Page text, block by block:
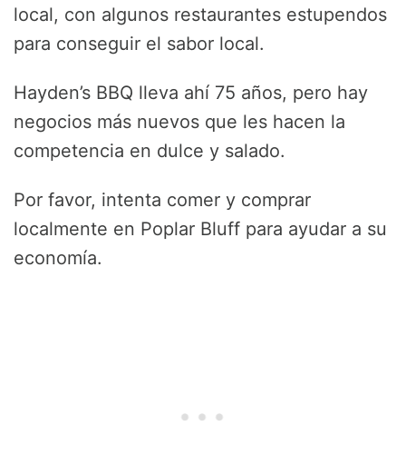
local, con algunos restaurantes estupendos
para conseguir el sabor local.
Hayden’s BBQ lleva ahí 75 años, pero hay
negocios más nuevos que les hacen la
competencia en dulce y salado.
Por favor, intenta comer y comprar
localmente en Poplar Bluff para ayudar a su
economía.